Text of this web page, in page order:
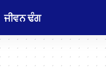
ਜੀਵਨ ਢੰਗ